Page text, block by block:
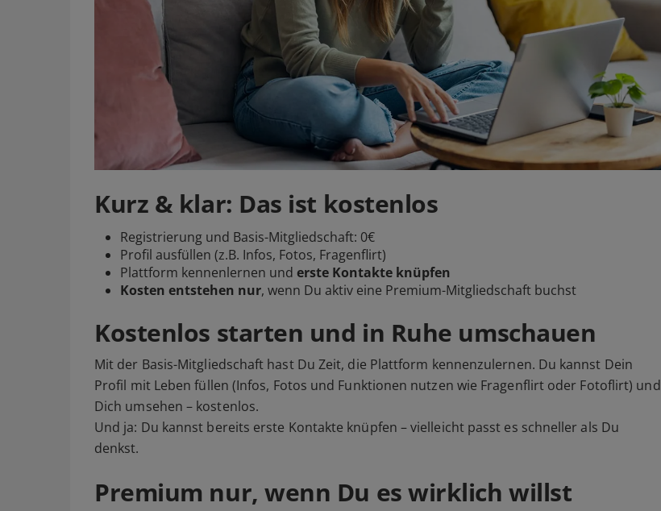
Kurz & klar: Das ist kostenlos
Registrierung und Basis-Mitgliedschaft: 0€
Profil ausfüllen (z.B. Infos, Fotos, Fragenflirt)
Plattform kennenlernen und erste Kontakte knüpfen
Kosten entstehen nur, wenn Du aktiv eine Premium-Mitgliedschaft buchst
Kostenlos starten und in Ruhe umschauen
Mit der Basis-Mitgliedschaft hast Du Zeit, die Plattform kennenzulernen. Du kannst Dein
Profil mit Leben füllen (Infos, Fotos und Funktionen nutzen wie Fragenflirt oder Fotoflirt) und
Dich umsehen – kostenlos.
Und ja: Du kannst bereits erste Kontakte knüpfen – vielleicht passt es schneller als Du
denkst.
Premium nur, wenn Du es wirklich willst